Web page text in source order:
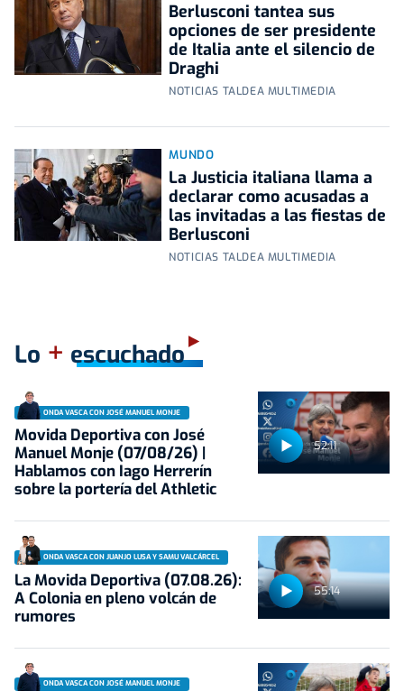
Berlusconi tantea sus
opciones de ser presidente
de Italia ante el silencio de
Draghi
NOTICIAS TALDEA MULTIMEDIA
MUNDO
La Justicia italiana llama a
declarar como acusadas a
las invitadas a las fiestas de
Berlusconi
NOTICIAS TALDEA MULTIMEDIA
Lo + escuchado
52:11
ONDA VASCA CON JOSÉ MANUEL MONJE
Movida Deportiva con José
Manuel Monje (07/08/26) |
Hablamos con Iago Herrerín
sobre la portería del Athletic
55:14
ONDA VASCA CON JUANJO LUSA Y SAMU VALCÁRCEL
La Movida Deportiva (07.08.26):
A Colonia en pleno volcán de
rumores
ONDA VASCA CON JOSÉ MANUEL MONJE